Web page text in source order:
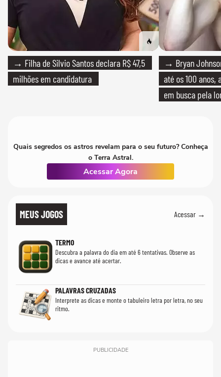
→ Filha de Silvio Santos declara R$ 47,5
milhões em candidatura
→ Bryan
até os 100
em busca pela
Quais segredos os astros revelam para o seu futuro? Conheça
o Terra Astral.
Acessar Agora
MEUS JOGOS Acessar →
TERMO
Descubra a palavra do dia em até 6 tentativas. Observe as
dicas e avance até acertar.
PALAVRAS CRUZADAS
Interprete as dicas e monte o tabuleiro letra por letra, no seu
ritmo.
PUBLICIDADE